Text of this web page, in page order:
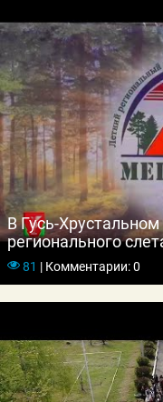
В Гусь-
регионального
81 |Комментарии: 0